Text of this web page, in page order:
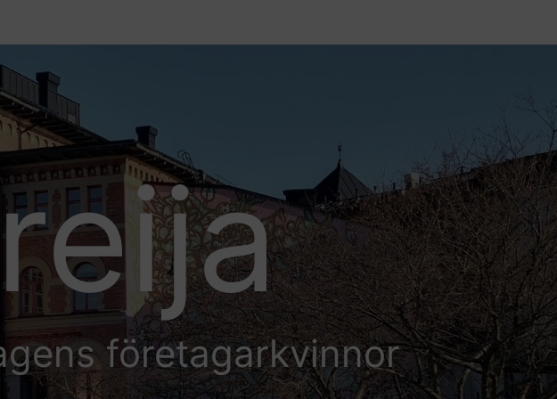
företagarkvinnor